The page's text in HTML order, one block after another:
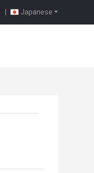
Japanese
|